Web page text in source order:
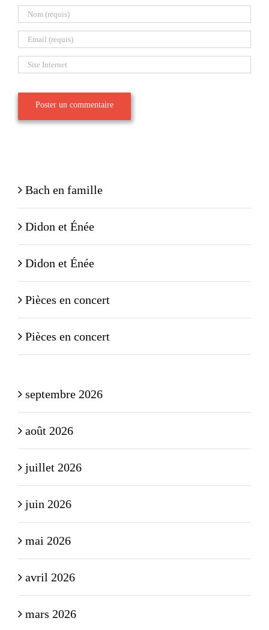
Bach en famille
Didon et Énée
Didon et Énée
Pièces en concert
Pièces en concert
septembre 2026
août 2026
juillet 2026
juin 2026
mai 2026
avril 2026
mars 2026